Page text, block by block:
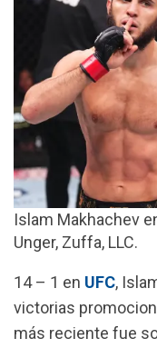
Islam Makhachev
Unger, Zuffa, LLC.
14 – 1 en UFC,
victorias
más reciente fue